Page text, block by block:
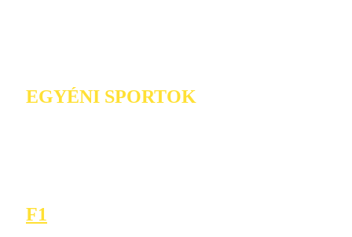
EGYÉNI SPORTOK
F1